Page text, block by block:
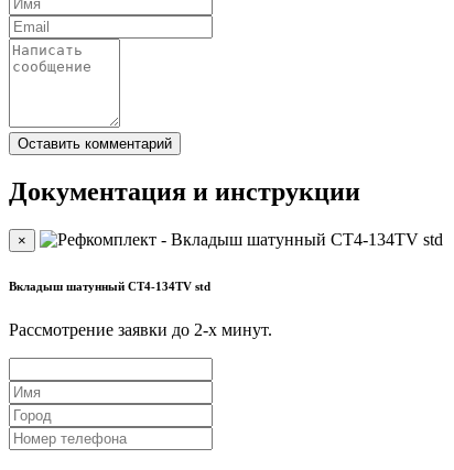
Документация и инструкции
×
Вкладыш шатунный CT4-134TV std
Рассмотрение заявки до 2-x минут.